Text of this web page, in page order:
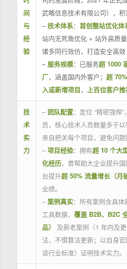
间
与
经
验
武略信息技术有限公司），积
–技术体系： 首创整站优化体
站内无死角优化 + 站外高质
诸多同行效仿，打造安全高效
– 服务规模：已服务超 1000
厂，涵盖国内外客户； 超
入或新增项目， 上百位客户
技
术
实
力
– 团队配置：定位 “精密强悍
员，核心技术人员数量多于
亲自把关每个项目，避免问题
– 项目经验：拥有超 10 个大
化经历，曾帮助大企业提升
台提升超 50% 流量增长（月
业绩。
– 案例真实：所有案例含具体
工具数据， 覆盖 B2B、B2C
品）
及新老案例（1 年内及
法，不惧算法更新；以自身
谈行业标准）证明技术实力。